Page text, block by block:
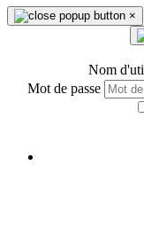
×
Nom
Mot de passe